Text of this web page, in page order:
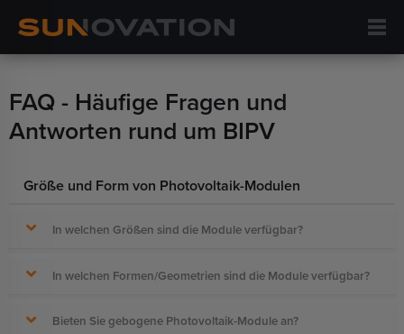
FAQ - Häufige Fragen und
Antworten rund um BIPV
Größe und Form von Photovoltaik-Modulen
In welchen Größen sind die Module verfügbar?
In welchen Formen/Geometrien sind die Module verfügbar?
Bieten Sie gebogene Photovoltaik-Module an?